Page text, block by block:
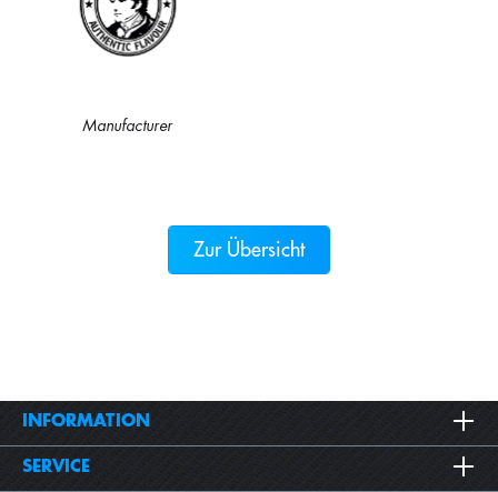
Manufacturer
Zur Übersicht
INFORMATION
SERVICE